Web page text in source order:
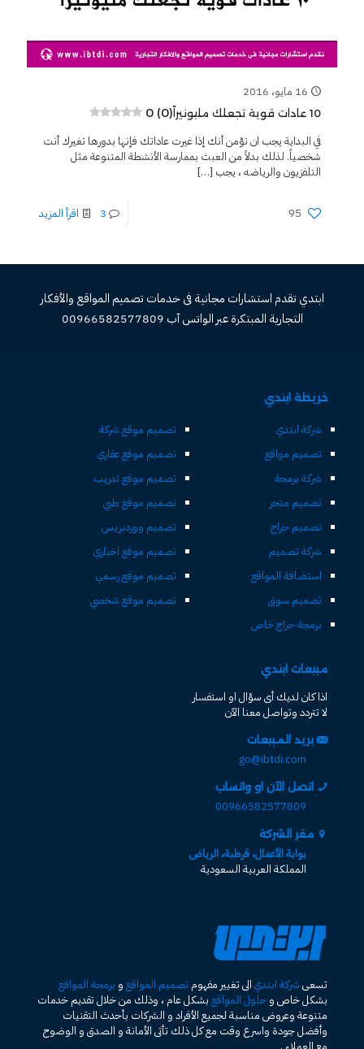
16 مايو، 2016
10 عادات قوية تجعلك مليونيراً 0 (0)
في البداية يجب ان تؤمن أنك إذا غيرت عاداتك فإنها بدورها تغيرك أنت
شخصياً. لذلك بدلاً من العبث بممارسة الأنشطة المتنوعة مثل
التلفزيون والرياضه ، يجب […]
95
3 اقرأ المزيد
ابتدي تقدم استشارات مجانية فى خدمات تصميم المواقع والأفكار
التجارية المبتكرة عبر الواتس آب 00966582577809
خريطة ابتدي
شركة ابتدي
تصميم مواقع
شركة برمجة
تصميم متجر
تصميم حراج
شركة تصميم
استضافة المواقع
تصميم سوق
برمجة حراج خاص
تصميم موقع شركة
تصميم موقع عقاري
تصميم موقع تدريب
تصميم موقع طبي
تصميم ووردبريس
تصميم موقع اخباري
تصميم موقع رسمي
تصميم موقع شخصي
مبيعات ابتدي
اذا كان لديك أى سؤال او استفسار
لا تتردد وتواصل معنا الآن
بريد المبيعات
go@ibtdi.com
اتصل الآن او واتساب
00966582577809
مقر الشركة
بوابة الأعمال، قرطبة، الرياض
المملكة العربية السعودية
تسعى شركة ابتدي الى تغيير مفهوم تصميم المواقع و برمجة المواقع
بشكل خاص و حلول المواقع بشكل عام ، وذلك من خلال تقديم خدمات
متنوعة وعروض مناسبة لجميع الأفراد و الشركات بأحدث التقنيات
وأفضل جودة واسرع وقت مع كل ذلك تأتى الأمانة و الصدق و الوضوح
مع العملاء .